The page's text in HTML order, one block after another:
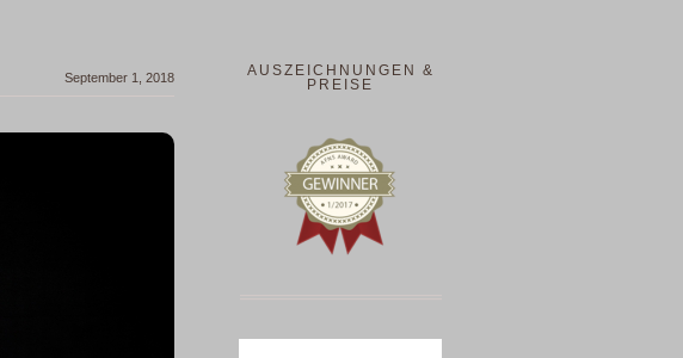
September 1, 2018
AUSZEICHNUNGEN &
PREISE